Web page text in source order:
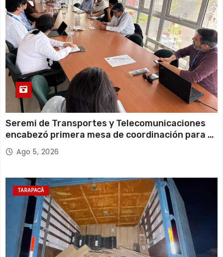
Jueves
Seremi de Transportes y Telecomunicaciones
encabezó primera mesa de coordinación para el
retiro de cables en desuso en Iquique
Ago 5, 2026
TARAPACÁ